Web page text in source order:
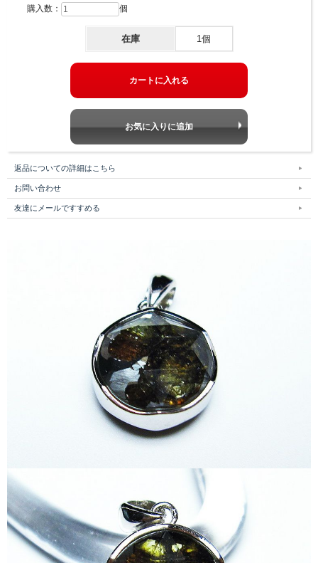
購入数： 個
在庫 1個
返品についての詳細はこちら
お問い合わせ
友達にメールですすめる